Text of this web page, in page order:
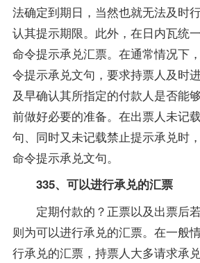
法确定到期日，当然也就无法及时
认其提示期限。此外，在日内瓦统
命令提示承兑汇票。在通常情况下
令提示承兑文句，要求持票人及时
及早确认其所指定的付款人是否能
前做好必要的准备。在出票人未记
句、同时又未记载禁止提示承兑时
命令提示承兑文句。
335、可以进行承兑的汇票
定期付款的？正票以及出票后若
则为可以进行承兑的汇票。在一般
行承兑的汇票，持票人大多请求承